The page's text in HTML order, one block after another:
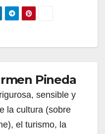
Pineda
sensible y
la cultura (sobre
el turismo, la